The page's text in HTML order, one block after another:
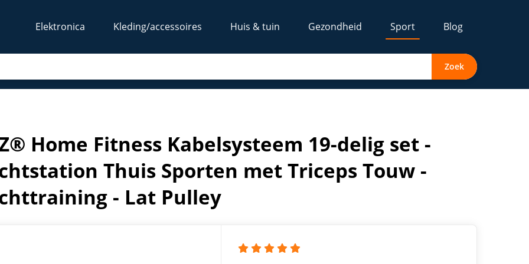
Elektronica Kleding/accessoires Huis & tuin Gezondheid Sport Blog
Zoek
Krachtstation Thuis Sporten met Triceps Touw - Krachttraining - Lat Pulley
Home Fitness Kabelsysteem 19-delig set -
Thuis Sporten met Triceps Touw -
- Lat Pulley